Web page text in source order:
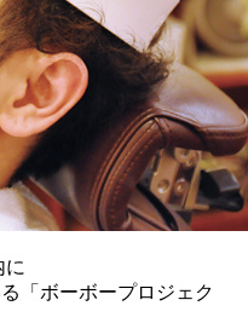
に
「ボーボープロジェク